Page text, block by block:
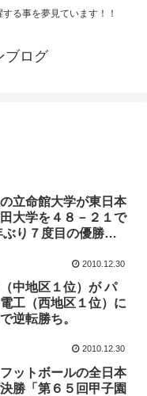
る事を夢見ています！！
ブログ
立命館大学が東日本
大学を４８－２１で
り７度目の優勝を
2010.12.30
中地区１位）が パ
工（西地区１位）に
逆転勝ち。
2010.12.30
ットボールの全日本
勝「第６５回甲子園